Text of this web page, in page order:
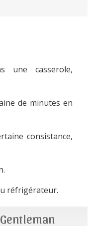
une casserole,
de minutes en
consistance,
réfrigérateur.